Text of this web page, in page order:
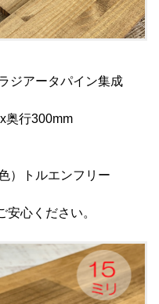
ジアータパイン集成
奥行300mm
）トルエンフリー
心ください。